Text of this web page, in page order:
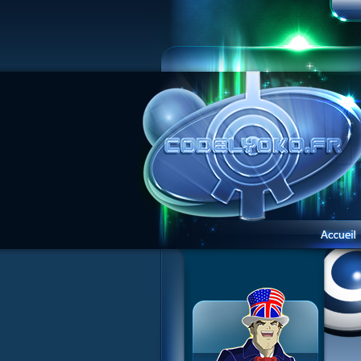
6 Cruel dilemme
7 Problème d'image
10 Créature de rêve
11 Enragés